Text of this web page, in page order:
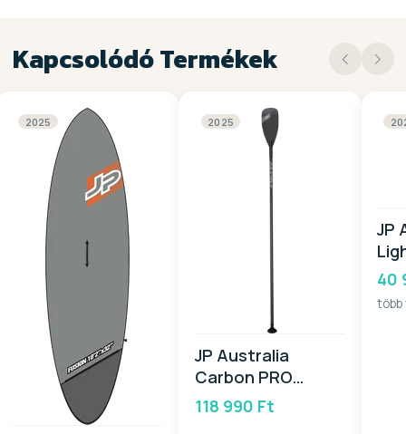
Kapcsolódó Termékek
2025 2025
JP Australia
Carbon PRO
Paddle CTL 2025
118 990 Ft
JP
40